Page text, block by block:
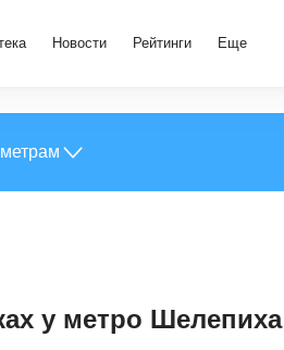
Новости Рейтинги Еще
у метро